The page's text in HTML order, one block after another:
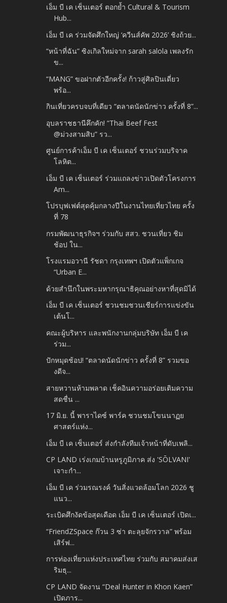
เอ็ม บี เค เซ็นเตอร์ ตอกย้ำ Cultural & Tourism
Hub...
เอ็ม บี เค ร่วมจัดศึกใหญ่ ‘ควีนส์คัพ 2026’ ชิงถ้วย...
“หน้าที่ฉัน” ซิงเกิลใหม่จาก sarah salola เพลงรัก
ข...
“MANG” ขอฝากตัวอีกครั้ง! ก้าวสู่ศิลปินเดี่ยว
พร้อ...
กินเที่ยวครบจบที่เดียว “ตลาดนัดนักข่าว ครั้งที่ 8”...
อุบลราชธานีคึกคัก! “Thai Beef Fest
@ม่วงสามสิบ” รว...
ศูนย์การค้าเอ็ม บี เค เซ็นเตอร์ ชวนร่วมบริจาค
โลหิต...
เอ็ม บี เค เซ็นเตอร์ ร่วมแถลงข่าวเปิดตัวโครงการ
Am...
โปรบุฟเฟต์สุดคุ้มกลางปีในงานไทยเที่ยวไทย ครั้ง
ที่ 78
กรมพัฒนาธุรกิจฯ ร่วมกับ สสว. ชวนเที่ยว ชิม
ช้อป ใน...
โรงแรมอวานี รัชดา กรุงเทพฯ เปิดตัวแพ็กเกจ
“Urban E...
ด้วยสำนึกในพระมหากรุณาธิคุณอย่างหาที่สุดมิได้
เอ็ม บี เค เซ็นเตอร์ ชวนชมชวนเชียร์การแข่งขัน
เต้นโ...
คณะผู้บริหาร และพนักงานกลุ่มบริษัท เอ็ม บี เค
ร่วม...
ปักหมุดช้อป! “ตลาดนัดนักข่าว ครั้งที่ 8” รวมขอ
งดีจ...
สายหวานห้ามพลาด เช็คอินความอร่อยเติมความ
สดชื่น ...
17 มิ.ย. นี้ พาราไดซ์ พาร์ค ชวนชมโขนนาฏย
ศาสตร์แห่ง...
เอ็ม บี เค เซ็นเตอร์ ส่งกำลังทีมเจ้าหน้าที่ดับเพลิ...
CP LAND เร่งเกมบ้านหรูภูมิภาค ส่ง 'SŌLVANI'
เจาะกำ...
เอ็ม บี เค ร่วมรณรงค์ วันสิ่งแวดล้อมโลก 2026 ชู
แนว...
ระเบิดศึกงัดข้อสุดเดือด เอ็ม บี เค เซ็นเตอร์ เปิดเ...
“FriendZSpace ก๊วน 3 ซ่า ตะลุยจักรวาล” พร้อม
เสิร์ฟ...
การท่องเที่ยวแห่งประเทศไทย ร่วมกับ สมาคมส่งเส
ริมธุ...
CP LAND จัดงาน “Deal Hunter in Khon Kaen”
เปิดภาร...